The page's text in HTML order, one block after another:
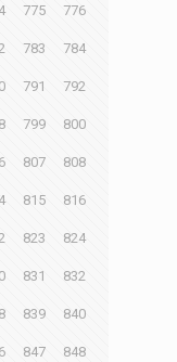
775 776
783 784
791 792
799 800
807 808
815 816
823 824
831 832
839 840
847 848